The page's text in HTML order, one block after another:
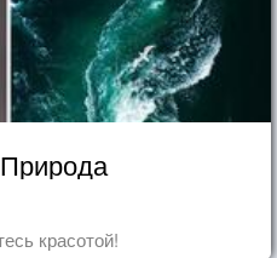
красотой!